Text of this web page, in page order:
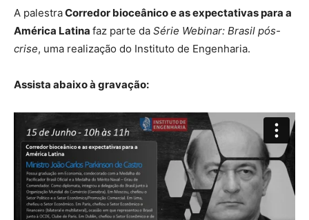
A palestraCorredor bioceânico e as expectativas para a
América Latina faz parte da Série Webinar: Brasil pós-
crise, uma realização do Instituto de Engenharia.
Assista abaixo à gravação: